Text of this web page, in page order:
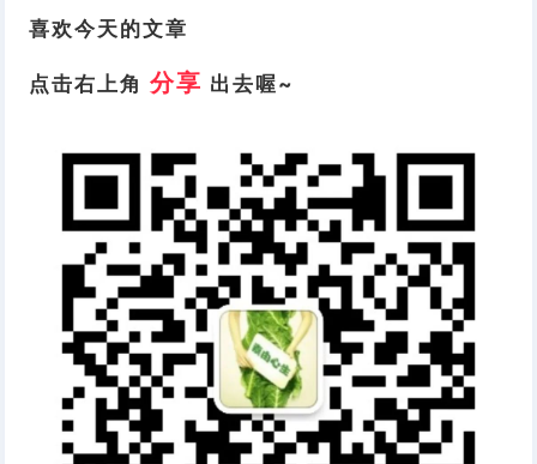
喜欢今天的文章
点击右上角分享 出去喔~